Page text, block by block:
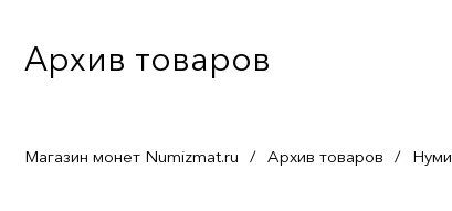
Архив товаров
Магазин монет Numizmat.ru / Архив товаров /